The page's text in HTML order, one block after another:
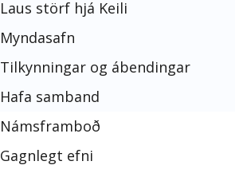
Laus störf hjá Keili
Myndasafn
Tilkynningar og ábendingar
Hafa samband
Námsframboð
Gagnlegt efni